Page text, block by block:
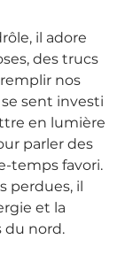
il adore
des trucs
nos
se sent investi
en lumière
parler des
temps favori.
perdues, il
et la
du nord.